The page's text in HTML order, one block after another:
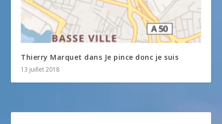
Thierry Marquet dans Je pince donc je suis
13 juillet 2018